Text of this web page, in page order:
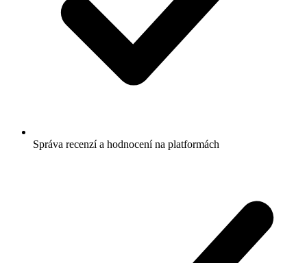
Správa recenzí a hodnocení na platformách